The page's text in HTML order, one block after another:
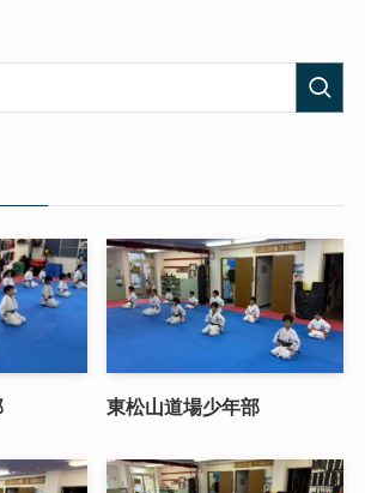
東松山道場少年部